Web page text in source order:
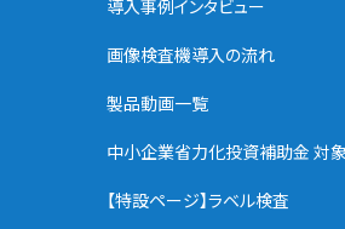
導入事例インタビュー
画像検査機導入の流れ
製品動画一覧
中小企業省力化投資補助金 対
【特設ページ】ラベル検査